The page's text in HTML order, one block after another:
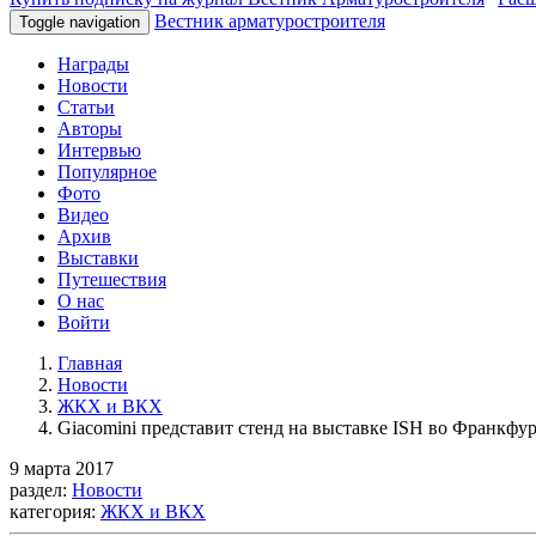
Toggle navigation Вестник арматуростроителя
Награды
Новости
Статьи
Авторы
Интервью
Популярное
Фото
Видео
Архив
Выставки
Путешествия
О нас
Войти
Главная
Новости
ЖКХ и ВКХ
Giacomini представит стенд на выставке ISH во
9 марта 2017
раздел: Новости
категория: ЖКХ и ВКХ